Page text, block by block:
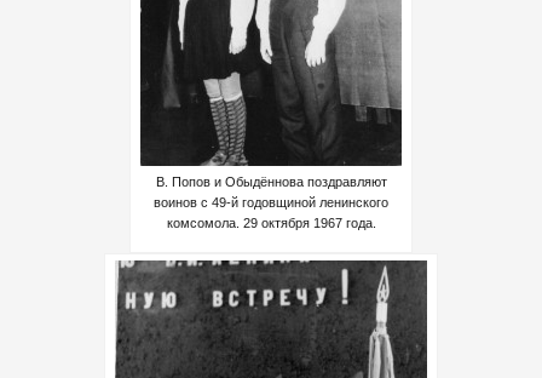
В. Попов и Обыдённова поздравляют
воинов с 49-й годовщиной ленинского
комсомола. 29 октября 1967 года.